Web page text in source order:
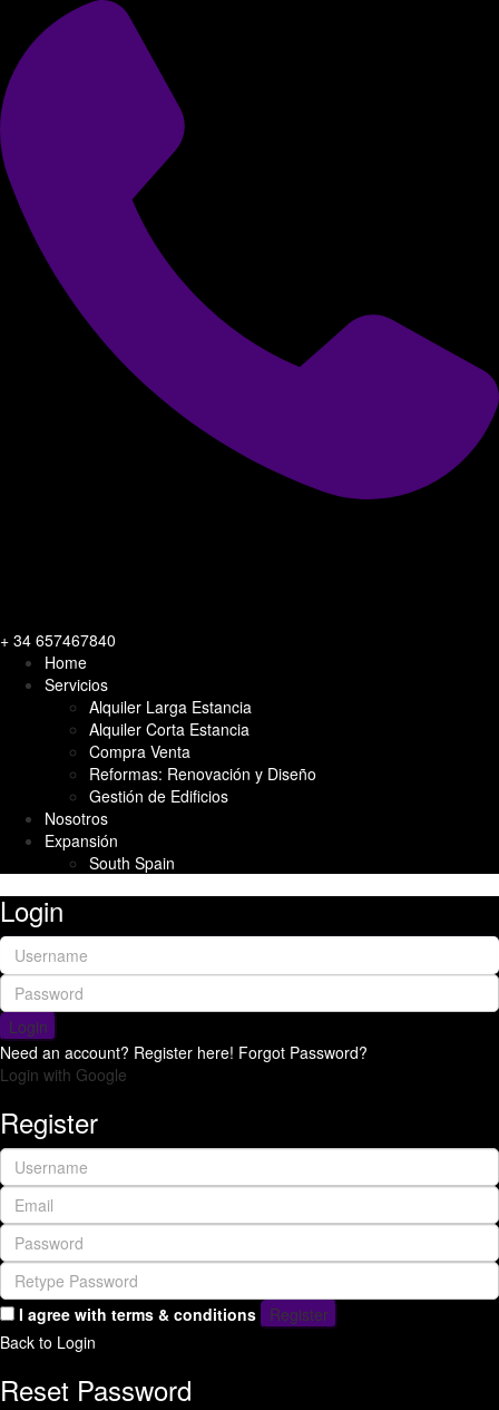
+ 34 657467840
Home
Servicios
Alquiler Larga Estancia
Alquiler Corta Estancia
Compra Venta
Reformas: Renovación y Diseño
Gestión de Edificios
Nosotros
Expansión
South Spain
Login
Login
Need an account? Register here! Forgot Password?
Login with Google
Register
I agree with terms & conditions
Register
Back to Login
Reset Password